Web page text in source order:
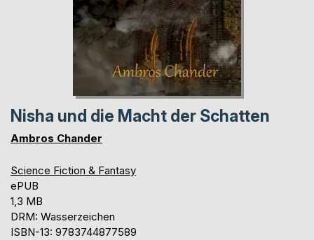
Nisha und die Macht der Schatten
Ambros Chander
Science Fiction & Fantasy
ePUB
1,3 MB
DRM: Wasserzeichen
ISBN-13: 9783744877589